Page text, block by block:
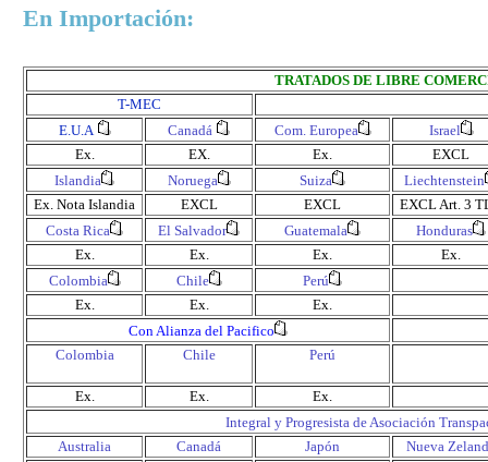
En Importación:
TRATADOS DE LIBRE
T-MEC
E.U.A
Canadá Com. Europea
Israel
Ex.
EX. Ex.
EXCL
Islandia
Noruega Suiza
Liechtenstein
Ex. Nota Islandia EXCL EXCL EXCLArt. 3
Costa Rica
El Salvador Guatemala
Honduras
Ex.
Ex. Ex.
Ex.
Colombia
Chile
Perú
Ex.
Ex.
Ex.
Con Alianza del Pacifico
Colombia
Chile Perú
Ex. Ex.
Ex.
Integral y Progresista de Asociación
Australia
Canadá Japón Nueva